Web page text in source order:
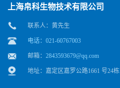
上海帛科生物技术有限公司
联系人：黄先生
电话：021-60767003
邮箱： 2843593679@qq.com
地址：嘉定区嘉罗公路1661 号24栋